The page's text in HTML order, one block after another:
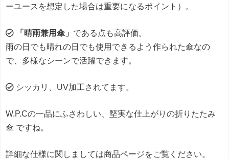
ーユースを想定した場合は重要になるポイント）。
「晴雨兼用傘」 である点も高評価。
雨の日でも晴れの日でも使用できるよう作られた傘なの
で、多様なシーンで活躍できます。
シッカリ、UV加工されてます。
W.P.Cの一品にふさわしい、堅実な仕上がりの折りたたみ
傘 ですね。
詳細な仕様に関しましては商品ページをご覧ください。